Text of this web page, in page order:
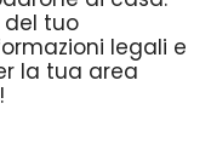
del tuo
legali e
la tua area